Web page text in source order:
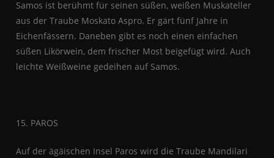
Samos ist berühmt für seinen süßen, weißen Muskateller
aus der Traube Moskato Aspro. Er gärt fünf Jahre in
Eichenfässern. Daneben gibt es noch einen einfachen
süßen Likörwein, dem frischer Most beigefügt wird. Auch
leichte Weißweine gedeihen auf Samos.
15. PAROS
Auf der ägäischen Insel Paros wird die Traube Mandilari